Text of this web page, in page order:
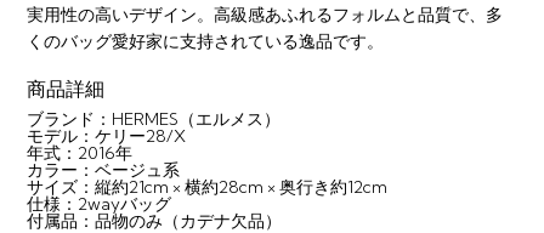
実用性の高いデザイン。高級感あふれるフォルムと品質で、多
くのバッグ愛好家に支持されている逸品です。
商品詳細
ブランド：HERMES（エルメス）
モデル：ケリー28/X
年式：2016年
カラー：ベージュ系
サイズ：縦約21cm × 横約28cm × 奥行き約12cm
仕様：2wayバッグ
付属品：品物のみ（カデナ欠品）